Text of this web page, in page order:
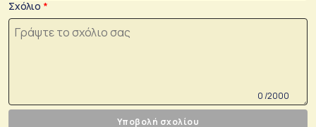
Σχόλιο
0 /2000
Υποβολή σχολίου